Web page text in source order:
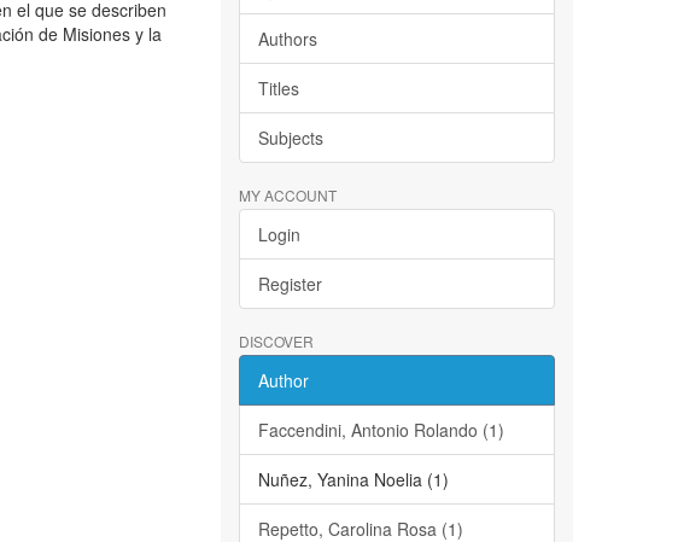
el que se describen
de Misiones y la
Authors
Titles
Subjects
MY ACCOUNT
Login
Register
DISCOVER
Author
Faccendini, Antonio Rolando (1)
Nuñez, Yanina Noelia (1)
Repetto, Carolina Rosa (1)